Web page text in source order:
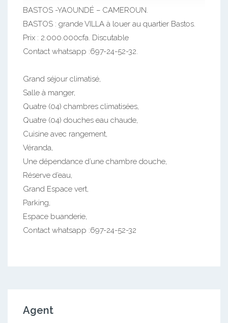
BASTOS -YAOUNDÉ – CAMEROUN.
BASTOS : grande VILLA à louer au quartier Bastos.
Prix : 2.000.000cfa. Discutable
Contact whatsapp :697-24-52-32.
Grand séjour climatisé,
Salle à manger,
Quatre (04) chambres climatisées,
Quatre (04) douches eau chaude,
Cuisine avec rangement,
Véranda,
Une dépendance d’une chambre douche,
Réserve d’eau,
Grand Espace vert,
Parking,
Espace buanderie,
Contact whatsapp :697-24-52-32
Agent